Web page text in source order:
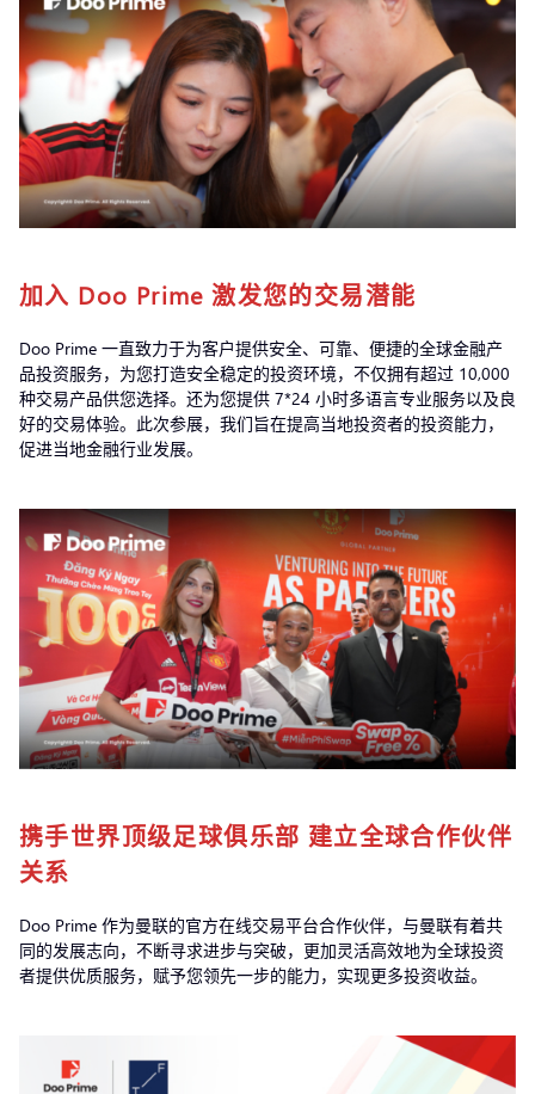
加入 Doo Prime 激发您的交易潜能
Doo Prime 一直致力于为客户提供安全、可靠、便捷的全球金融产
品投资服务，为您打造安全稳定的投资环境，不仅拥有超过 10,000
种交易产品供您选择。还为您提供 7*24 小时多语言专业服务以及良
好的交易体验。此次参展，我们旨在提高当地投资者的投资能力，
促进当地金融行业发展。
携手世界顶级足球俱乐部 建立全球合作伙伴
关系
Doo Prime 作为曼联的官方在线交易平台合作伙伴，与曼联有着共
同的发展志向，不断寻求进步与突破，更加灵活高效地为全球投资
者提供优质服务，赋予您领先一步的能力，实现更多投资收益。